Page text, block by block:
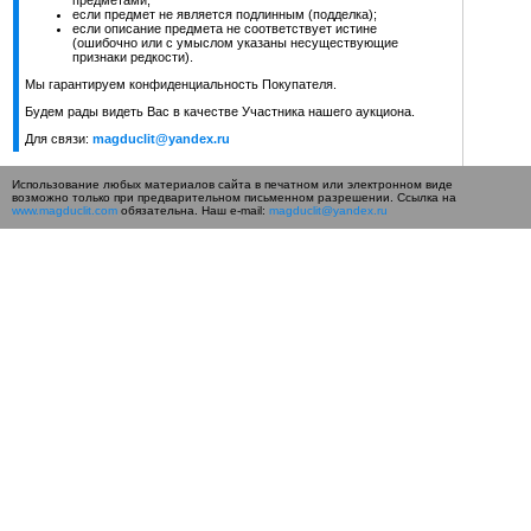
если предмет не является подлинным (подделка);
если описание предмета не соответствует истине
(ошибочно или с умыслом указаны несуществующие
признаки редкости).
Мы гарантируем конфиденциальность Покупателя.
Будем рады видеть Вас в качестве Участника нашего аукциона.
Для связи: magduclit@yandex.ru
Использование любых материалов сайта в печатном или электронном виде
возможно только при предварительном письменном разрешении. Ссылка на
www.magduclit.com обязательна. Наш e-mail: magduclit@yandex.ru